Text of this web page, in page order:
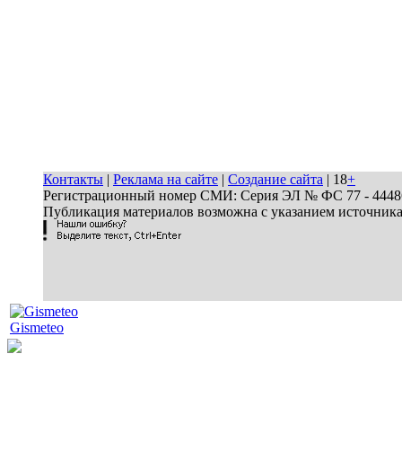
Контакты | Реклама на сайте | Создание сайта | 18+
Регистрационный номер СМИ: Серия ЭЛ № ФС 77 - 44486
Публикация материалов возможна с указанием
Gismeteo